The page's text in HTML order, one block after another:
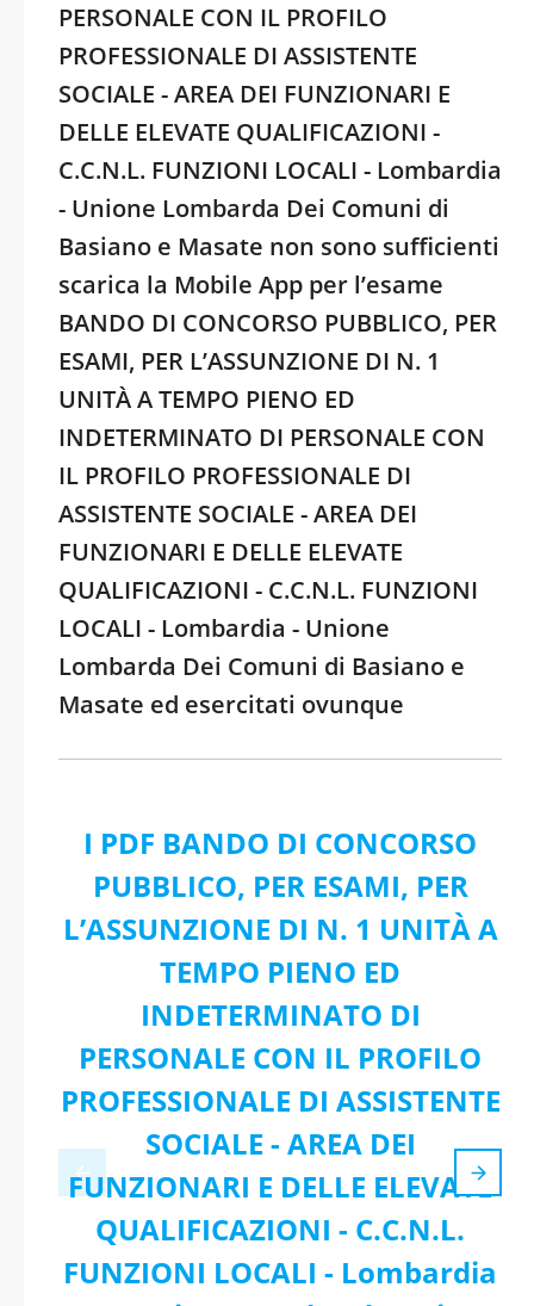
PERSONALE CON IL PROFILO
PROFESSIONALE DI ASSISTENTE
SOCIALE - AREA DEI FUNZIONARI E
DELLE ELEVATE QUALIFICAZIONI -
C.C.N.L. FUNZIONI LOCALI - Lombardia
- Unione Lombarda Dei Comuni di
Basiano e Masate non sono sufficienti
scarica la Mobile App per l’esame
BANDO DI CONCORSO PUBBLICO, PER
ESAMI, PER L’ASSUNZIONE DI N. 1
UNITÀ A TEMPO PIENO ED
INDETERMINATO DI PERSONALE CON
IL PROFILO PROFESSIONALE DI
ASSISTENTE SOCIALE - AREA DEI
FUNZIONARI E DELLE ELEVATE
QUALIFICAZIONI - C.C.N.L. FUNZIONI
LOCALI - Lombardia - Unione
Lombarda Dei Comuni di Basiano e
Masate ed esercitati ovunque
I PDF BANDO DI CONCORSO
PUBBLICO, PER ESAMI, PER
L’ASSUNZIONE DI N. 1 UNITÀ A
TEMPO PIENO ED
INDETERMINATO DI
PERSONALE CON IL PROFILO
PROFESSIONALE DI ASSISTENTE
SOCIALE - AREA DEI
FUNZIONARI E DELLE ELEVATE
QUALIFICAZIONI - C.C.N.L.
FUNZIONI LOCALI - Lombardia